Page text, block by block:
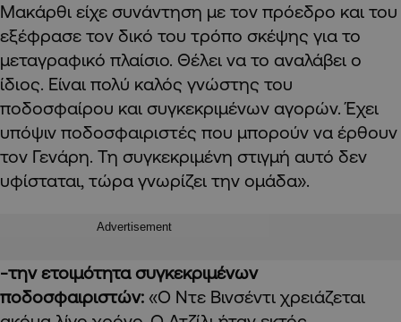
Μακάρθι είχε συνάντηση με τον πρόεδρο και του
εξέφρασε τον δικό του τρόπο σκέψης για το
μεταγραφικό πλαίσιο. Θέλει να το αναλάβει ο
ίδιος. Είναι πολύ καλός γνώστης του
ποδοσφαίρου και συγκεκριμένων αγορών. Έχει
υπόψιν ποδοσφαιριστές που μπορούν να έρθουν
τον Γενάρη. Τη συγκεκριμένη στιγμή αυτό δεν
υφίσταται, τώρα γνωρίζει την ομάδα».
Advertisement
-την ετοιμότητα συγκεκριμένων
ποδοσφαιριστών: «Ο Ντε Βινσέντι χρειάζεται